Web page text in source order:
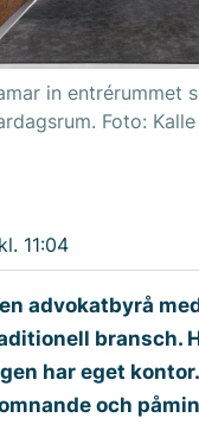
in entrérummet
Foto: Kalle
11:04
advokatbyrå
bransch.
har eget
och